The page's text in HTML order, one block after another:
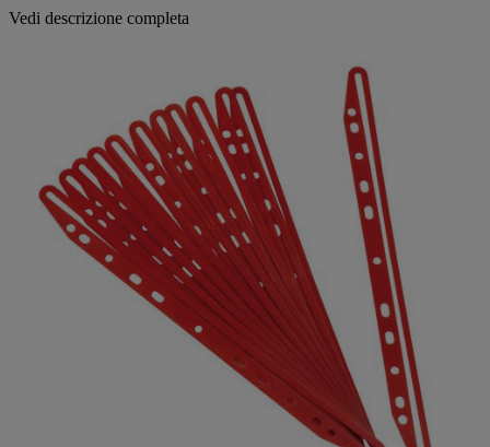
Vedi descrizione completa